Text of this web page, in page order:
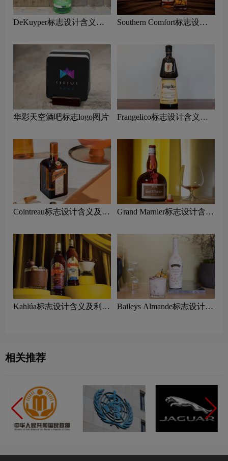
DeKuyper标志设计含义及
Southern Comfort标志设计
华彩天空酒吧标志logo图片
Frangelico标志设计含义及
Cointreau标志设计含义及利
Grand Marnier标志设计含义
Kahlúa标志设计含义及利口
Baileys Almande标志设计含
相关推荐